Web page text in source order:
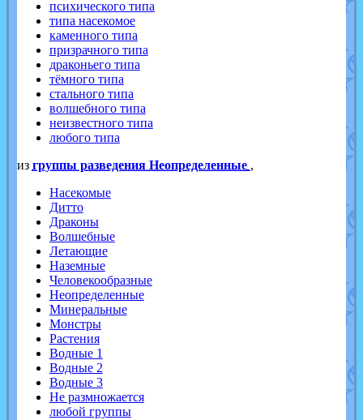
психического типа
типа насекомое
каменного типа
призрачного типа
драконьего типа
тёмного типа
стального типа
волшебного типа
неизвестного типа
любого типа
из группы разведения Неопределенные ,
Насекомые
Дитто
Драконы
Волшебные
Летающие
Наземные
Человекообразные
Неопределенные
Минеральные
Монстры
Растения
Водные 1
Водные 2
Водные 3
Не размножается
любой группы